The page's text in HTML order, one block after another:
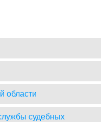
области
судебных